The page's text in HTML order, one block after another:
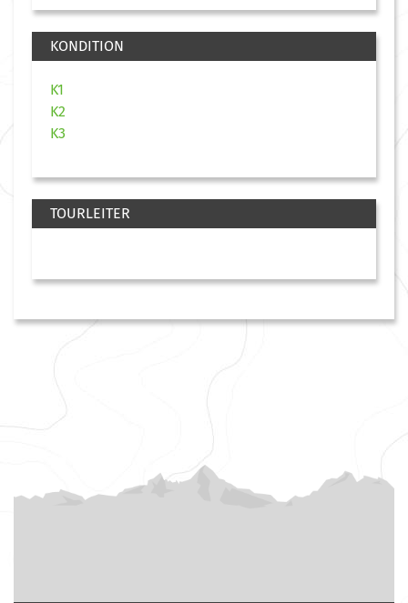
KONDITION
K1
K2
K3
TOURLEITER